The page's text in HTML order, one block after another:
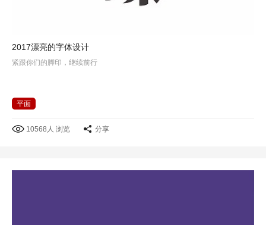
2017漂亮的字体设计
紧跟你们的脚印，继续前行
平面
10568人 浏览 分享